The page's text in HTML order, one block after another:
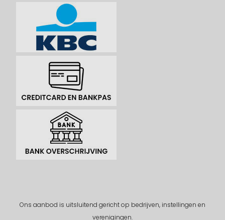
Ons aanbod is uitsluitend gericht op bedrijven, instellingen en
verenigingen.